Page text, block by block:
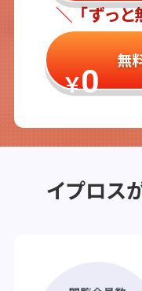
＼ 「ずっ
￥0
無
イプロス